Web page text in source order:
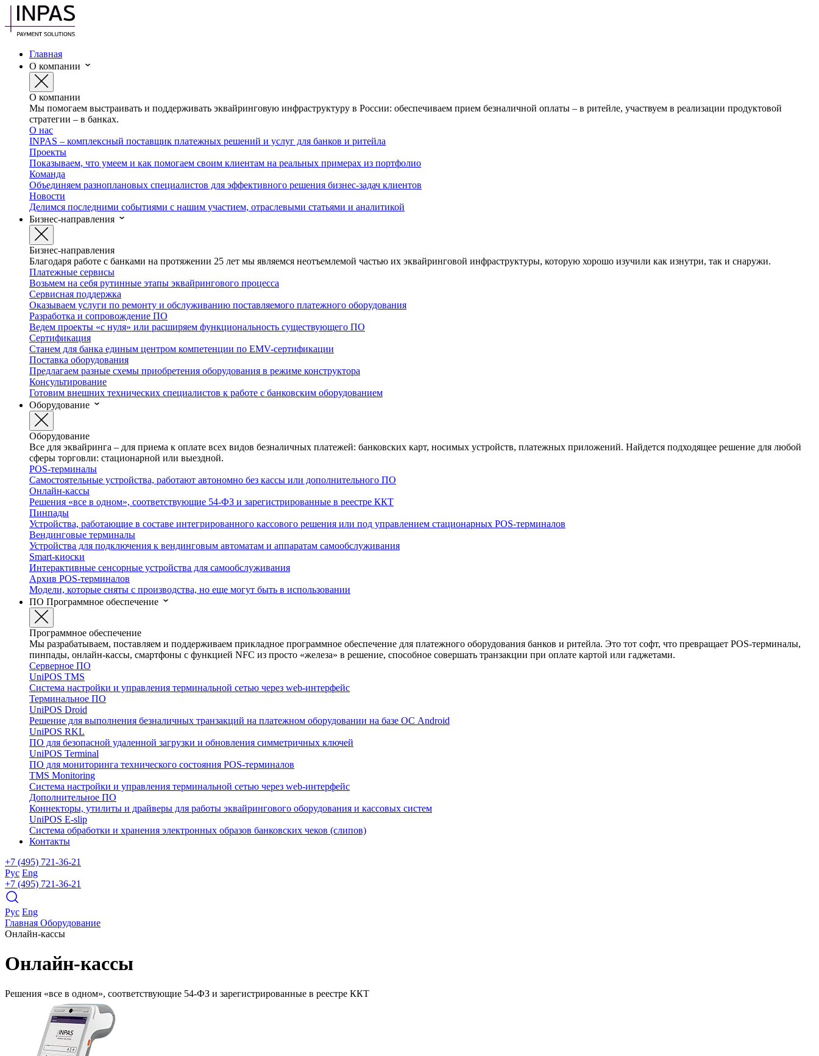
Главная
О компании
О компании
Мы помогаем выстраивать и поддерживать эквайринговую инфраструктуру в России: обеспечиваем прием безналичной оплаты – в ритейле, участвуем в реализации продуктовой
стратегии – в банках.
О нас
INPAS – комплексный поставщик платежных решений и услуг для банков и ритейла
Проекты
Показываем, что умеем и как помогаем своим клиентам на реальных примерах из портфолио
Команда
Объединяем разноплановых специалистов для эффективного решения бизнес-задач клиентов
Новости
Делимся последними событиями с нашим участием, отраслевыми статьями и аналитикой
Бизнес-направления
Бизнес-направления
Благодаря работе с банками на протяжении 25 лет мы являемся неотъемлемой частью их эквайринговой инфраструктуры, которую хорошо изучили как изнутри, так и снаружи.
Платежные сервисы
Возьмем на себя рутинные этапы эквайрингового процесса
Сервисная поддержка
Оказываем услуги по ремонту и обслуживанию поставляемого платежного оборудования
Разработка и сопровождение ПО
Ведем проекты «с нуля» или расширяем функциональность существующего ПО
Сертификация
Станем для банка единым центром компетенции по EMV-сертификации
Поставка оборудования
Предлагаем разные схемы приобретения оборудования в режиме конструктора
Консультирование
Готовим внешних технических специалистов к работе с банковским оборудованием
Оборудование
Оборудование
Все для эквайринга – для приема к оплате всех видов безналичных платежей: банковских карт, носимых устройств, платежных приложений. Найдется подходящее решение для любой
сферы торговли: стационарной или выездной.
POS-терминалы
Самостоятельные устройства, работают автономно без кассы или дополнительного ПО
Онлайн-кассы
Решения «все в одном», соответствующие 54-ФЗ и зарегистрированные в реестре ККТ
Пинпады
Устройства, работающие в составе интегрированного кассового решения или под управлением стационарных POS-терминалов
Вендинговые терминалы
Устройства для подключения к вендинговым автоматам и аппаратам самообслуживания
Smart-киоски
Интерактивные сенсорные устройства для самообслуживания
Архив POS-терминалов
Модели, которые сняты с производства, но еще могут быть в использовании
ПО Программное обеспечение
Программное обеспечение
Мы разрабатываем, поставляем и поддерживаем прикладное программное обеспечение для платежного оборудования банков и ритейла. Это тот софт, что превращает POS-терминалы,
пинпады, онлайн-кассы, смартфоны с функцией NFC из просто «железа» в решение, способное совершать транзакции при оплате картой или гаджетами.
Серверное ПО
UniPOS TMS
Система настройки и управления терминальной сетью через web-интерфейс
Терминальное ПО
UniPOS Droid
Решение для выполнения безналичных транзакций на платежном оборудовании на базе ОС Android
UniPOS RKL
ПО для безопасной удаленной загрузки и обновления симметричных ключей
UniPOS Terminal
ПО для мониторинга технического состояния POS-терминалов
TMS Monitoring
Система настройки и управления терминальной сетью через web-интерфейс
Дополнительное ПО
Коннекторы, утилиты и драйверы для работы эквайрингового оборудования и кассовых систем
UniPOS E-slip
Система обработки и хранения электронных образов банковских чеков (слипов)
Контакты
+7 (495) 721-36-21
Рус Eng
+7 (495) 721-36-21
Рус Eng
Главная Оборудование
Онлайн-кассы
Онлайн-кассы
Решения «все в одном», соответствующие 54-ФЗ и зарегистрированные в реестре ККТ